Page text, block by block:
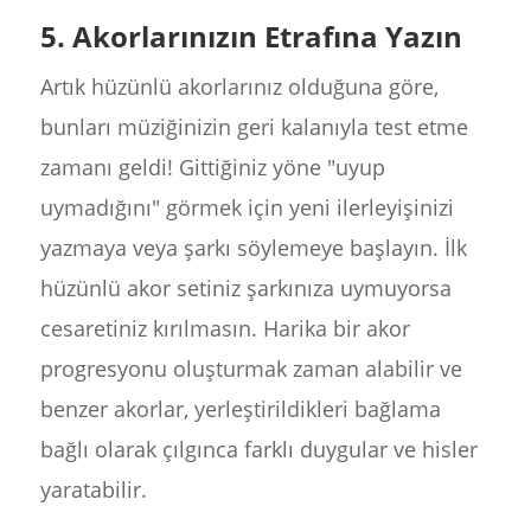
5. Akorlarınızın Etrafına Yazın
Artık hüzünlü akorlarınız olduğuna göre,
bunları müziğinizin geri kalanıyla test etme
zamanı geldi! Gittiğiniz yöne "uyup
uymadığını" görmek için yeni ilerleyişinizi
yazmaya veya şarkı söylemeye başlayın. İlk
hüzünlü akor setiniz şarkınıza uymuyorsa
cesaretiniz kırılmasın. Harika bir akor
progresyonu oluşturmak zaman alabilir ve
benzer akorlar, yerleştirildikleri bağlama
bağlı olarak çılgınca farklı duygular ve hisler
yaratabilir.